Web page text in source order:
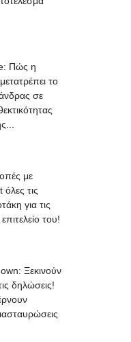
Πώς η
το
σε
με
τις
για τις
του!
Ξεκινούν
δηλώσεις!